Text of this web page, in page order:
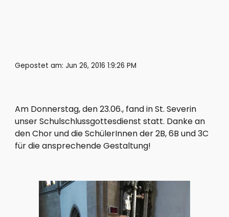
Gepostet am: Jun 26, 2016 1:9:26 PM
Am Donnerstag, den 23.06., fand in St. Severin
unser Schulschlussgottesdienst statt. Danke an
den Chor und die SchülerInnen der 2B, 6B und 3C
für die ansprechende Gestaltung!